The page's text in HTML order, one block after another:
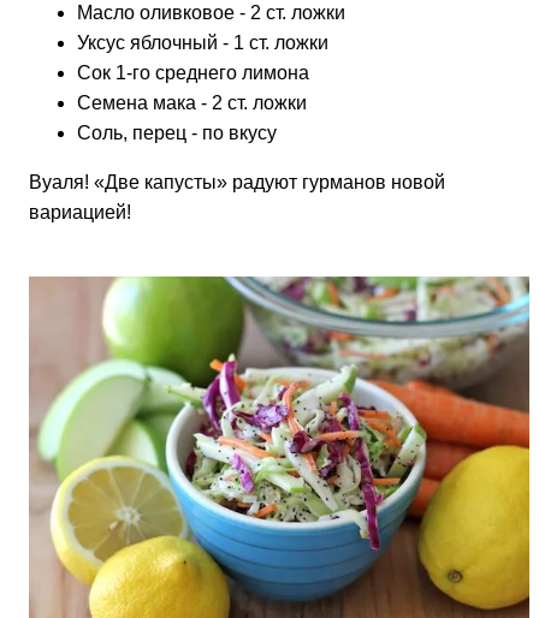
Масло оливковое - 2 ст. ложки
Уксус яблочный - 1 ст. ложки
Сок 1-го среднего лимона
Семена мака - 2 ст. ложки
Соль, перец - по вкусу
Вуаля! «Две капусты» радуют гурманов новой
вариацией!